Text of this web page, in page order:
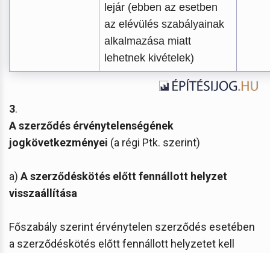
lejár (ebben az esetben
az elévülés szabályainak
alkalmazása miatt
lehetnek kivételek)
3.
A szerződés érvénytelenségének
jogkövetkezményei (a régi Ptk. szerint)
a) A szerződéskötés előtt fennállott helyzet
visszaállítása
Főszabály szerint érvénytelen szerződés esetében
a szerződéskötés előtt fennállott helyzetet kell